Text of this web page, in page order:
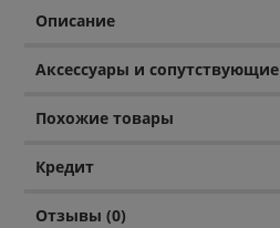
Описание
Аксессуары и сопутствующие
Похожие товары
Кредит
Отзывы (0)